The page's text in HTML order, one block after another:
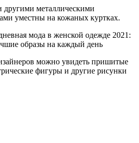
металлическими
уместны на кожаных куртках.
мода в женской одежде 2021:
образы на каждый день
можно увидеть пришитые
фигуры и другие рисунки